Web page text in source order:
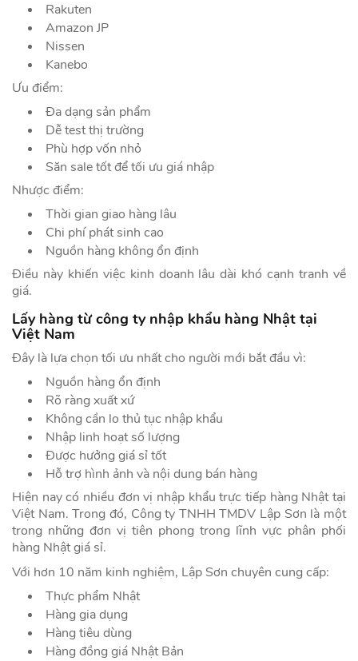
Rakuten
Amazon JP
Nissen
Kanebo
Ưu điểm:
Đa dạng sản phẩm
Dễ test thị trường
Phù hợp vốn nhỏ
Săn sale tốt để tối ưu giá nhập
Nhược điểm:
Thời gian giao hàng lâu
Chi phí phát sinh cao
Nguồn hàng không ổn định
Điều này khiến việc kinh doanh lâu dài khó cạnh tranh về
giá.
Lấy hàng từ công ty nhập khẩu hàng Nhật tại
Việt Nam
Đây là lựa chọn tối ưu nhất cho người mới bắt đầu vì:
Nguồn hàng ổn định
Rõ ràng xuất xứ
Không cần lo thủ tục nhập khẩu
Nhập linh hoạt số lượng
Được hưởng giá sỉ tốt
Hỗ trợ hình ảnh và nội dung bán hàng
Hiện nay có nhiều đơn vị nhập khẩu trực tiếp hàng Nhật tại
Việt Nam. Trong đó, Công ty TNHH TMDV Lập Sơn là một
trong những đơn vị tiên phong trong lĩnh vực phân phối
hàng Nhật giá sỉ.
Với hơn 10 năm kinh nghiệm, Lập Sơn chuyên cung cấp:
Thực phẩm Nhật
Hàng gia dụng
Hàng tiêu dùng
Hàng đồng giá Nhật Bản